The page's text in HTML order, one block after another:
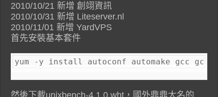
2010/10/21 新增 創翊資訊
2010/10/31 新增 Liteserver.nl
2010/11/01 新增 YardVPS
首先安裝基本套件
yum -y install autoconf automake gcc gcc-
然後下載unixbench-4.1.0.wht，國外鼎鼎大名的